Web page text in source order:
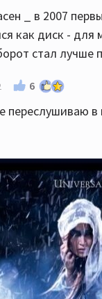
_ в 2007
как диск -
стал лучше
6